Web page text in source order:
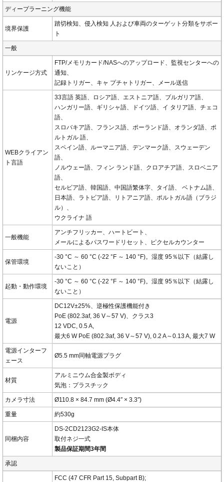
ディープラーニング機能
境界保護
踏切検知、侵入検知 人および車両のターゲット分類をサポー
ト
一般
リンケージ方式
FTP/メモリカード/NASへのアップロード、監視センターへの
通知、
記録トリガー、キャ プチャトリガー、メール送信
WEBクライアン
ト言語
33言語 英語、ロシア語、エストニア語、ブルガリア語、
ハンガリー語、ギリシャ語、ドイツ語、イ タリア語、チェコ
語、
スロバキア語、フランス語、ポーランド語、オランダ語、ポ
ルトガル 語、
スペイン語、ルーマニア語、デンマーク語、スウェーデン
語、
ノルウェー語、フィン ランド語、クロアチア語、スロベニア
語、
セルビア語、韓国語、中国語繁体字、タイ語、 ベトナム語、
日本語、ラトビア語、リトアニア語、ポルトガル語（ブラジ
ル）、
ウクライナ 語
一般機能
アンチフリッカー、ハートビート、
メールによるパスワードリセット、ピクセルカウンター
保管環境
-30 °C ～ 60 °C (-22 °F ～ 140 °F)。湿度 95％以下（結露し
ないこと）
起動・動作環境
-30 °C ～ 60 °C (-22 °F ～ 140 °F)。湿度 95％以下（結露し
ないこと）
電源
DC12V±25%、逆極性保護機能付き
PoE (802.3af, 36 V～57 V)、クラス3
12 VDC, 0.5 A,
最大6 W PoE (802.3af, 36 V～57 V), 0.2 A～0.13 A, 最大7 W
電源インターフ
ェース
Ø5.5 mm同軸電源プラグ
材質
アルミニウム合金製ボディ
気泡：プラスチック
カメラ寸法 Ø110.8 × 84.7 mm (Ø4.4″ × 3.3″)
重量 約530g
同梱内容
DS-2CD2123G2-IS本体
取付ネジ一式
製品保証期間3年間
承認
FCC (47 CFR Part 15, Subpart B);